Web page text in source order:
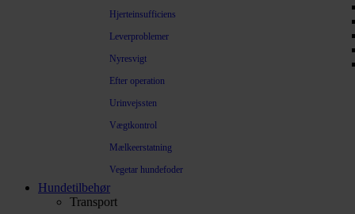
Hjerteinsufficiens
Leverproblemer
Nyresvigt
Efter operation
Urinvejssten
Vægtkontrol
Mælkeerstatning
Vegetar hundefoder
Hundetilbehør
Transport